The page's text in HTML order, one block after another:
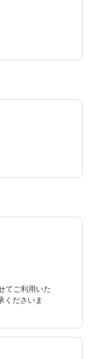
てご利用いた
くださいま